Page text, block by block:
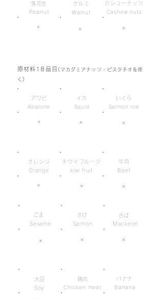
Peanut
落花生
×
クルミ
Walnut
×
Cashew nuts
カシューナッツ
×
原材料18品目 (マカダミアナッツ・ピスタチオを除
く)
Abalone
×
イカ
Squid
×
Salmon roe
×
アワビ いくら
Orange
×
キウイフルーツ
kiwi fruit
×
オレンジ
Beef
牛肉
×
Sesame
ごま
×
Salmon
さけ
×
Mackerel
さば
×
Soy
大豆
Chicken meat
鶏肉
Banana
バナナ